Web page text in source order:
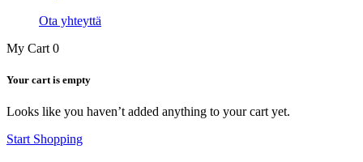
Ota yhteyttä
My Cart 0
Your cart is empty
Looks like you haven’t added anything to your cart yet.
Start Shopping